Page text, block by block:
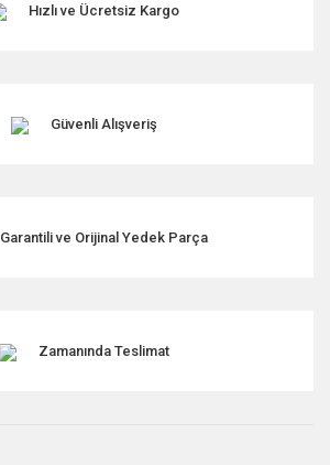
Hızlı ve Ücretsiz Kargo
Güvenli Alışveriş
Garantili ve Orijinal Yedek Parça
Zamanında Teslimat